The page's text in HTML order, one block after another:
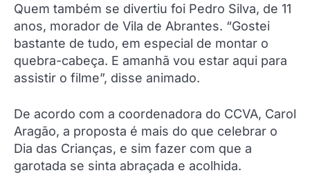
Quem também se divertiu foi Pedro Silva, de 11
anos, morador de Vila de Abrantes. “Gostei
bastante de tudo, em especial de montar o
quebra-cabeça. E amanhã vou estar aqui para
assistir o filme”, disse animado.
De acordo com a coordenadora do CCVA, Carol
Aragão, a proposta é mais do que celebrar o
Dia das Crianças, e sim fazer com que a
garotada se sinta abraçada e acolhida.